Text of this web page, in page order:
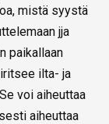
mistä syystä
jja
paikallaan
ilta- ja
voi aiheuttaa
aiheuttaa